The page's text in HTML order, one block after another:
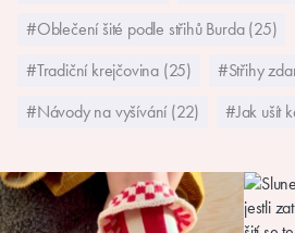
#Oblečení šité podle střihů Burda (25)
#Tradiční krejčovina (25)
#Střihy
#Návody na vyšívání (22)
#Jak ušít